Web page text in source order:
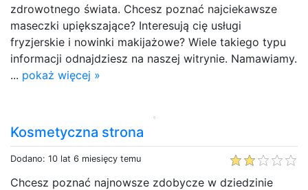
zdrowotnego świata. Chcesz poznać najciekawsze
maseczki upiększające? Interesują cię usługi
fryzjerskie i nowinki makijażowe? Wiele takiego typu
informacji odnajdziesz na naszej witrynie. Namawiamy.
... pokaż więcej »
Kosmetyczna strona
Dodano: 10 lat 6 miesięcy temu
Chcesz poznać najnowsze zdobycze w dziedzinie